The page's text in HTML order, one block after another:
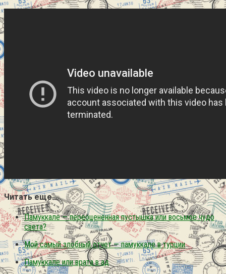
Читать еще…
Памуккале — переоцененная пустышка или восьмое чудо
света?
Мой самый злобный отчет — памуккале в турции
Памуккале или врата в ад